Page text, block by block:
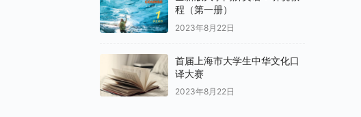
程（第一册）
2023年8月22日
首届上海市大学生中华文化口
译大赛
2023年8月22日